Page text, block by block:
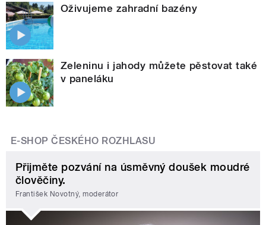
Oživujeme zahradní bazény
Zeleninu i jahody můžete pěstovat také
v paneláku
E-SHOP ČESKÉHO ROZHLASU
Přijměte pozvání na úsměvný doušek moudré
člověčiny.
František Novotný, moderátor